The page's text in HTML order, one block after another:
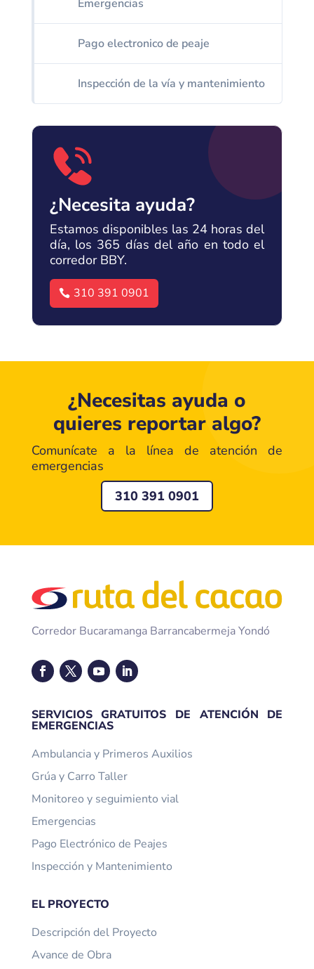
Emergencias
Pago electronico de peaje
Inspección de la vía y mantenimiento
¿Necesita ayuda?
Estamos disponibles las 24 horas del
día, los 365 días del año en todo el
corredor BBY.
310 391 0901
¿Necesitas ayuda o
quieres reportar algo?
Comunícate a la línea de atención de
emergencias
310 391 0901
Corredor Bucaramanga Barrancabermeja Yondó
SERVICIOS GRATUITOS DE ATENCIÓN DE
EMERGENCIAS
Ambulancia y Primeros Auxilios
Grúa y Carro Taller
Monitoreo y seguimiento vial
Emergencias
Pago Electrónico de Peajes
Inspección y Mantenimiento
EL PROYECTO
Descripción del Proyecto
Avance de Obra